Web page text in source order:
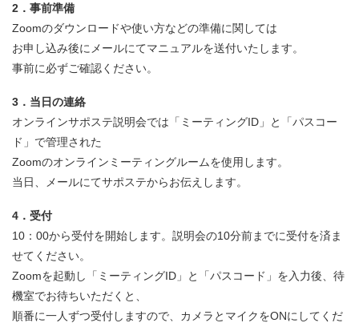
2．事前準備
Zoomのダウンロードや使い方などの準備に関しては
お申し込み後にメールにてマニュアルを送付いたします。
事前に必ずご確認ください。
3．当日の連絡
オンラインサポステ説明会では「ミーティングID」と「パスコー
ド」で管理された
Zoomのオンラインミーティングルームを使用します。
当日、メールにてサポステからお伝えします。
4．受付
10：00から受付を開始します。説明会の10分前までに受付を済ま
せてください。
Zoomを起動し「ミーティングID」と「パスコード」を入力後、待
機室でお待ちいただくと、
順番に一人ずつ受付しますので、カメラとマイクをONにしてくだ